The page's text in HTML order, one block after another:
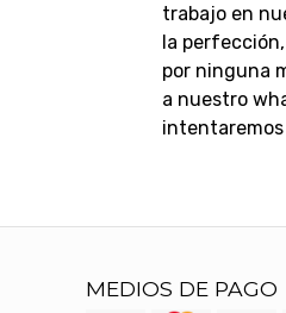
trabajo en
la
por ninguna
a nuestro
intentaremos
MEDIOS DE PAGO